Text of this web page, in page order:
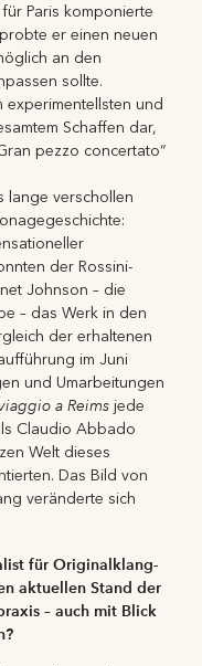
Paris komponierte
er einen neuen
an den
sollte.
experimentellsten und
Schaffen dar,
pezzo concertato“
lange verschollen
der Rossini-
Johnson – die
– das Werk in den
der erhaltenen
im Juni
und Umarbeitungen
a Reims jede
Claudio Abbado
Welt dieses
Das Bild von
veränderte sich
für Originalklang-
aktuellen Stand der
– auch mit Blick